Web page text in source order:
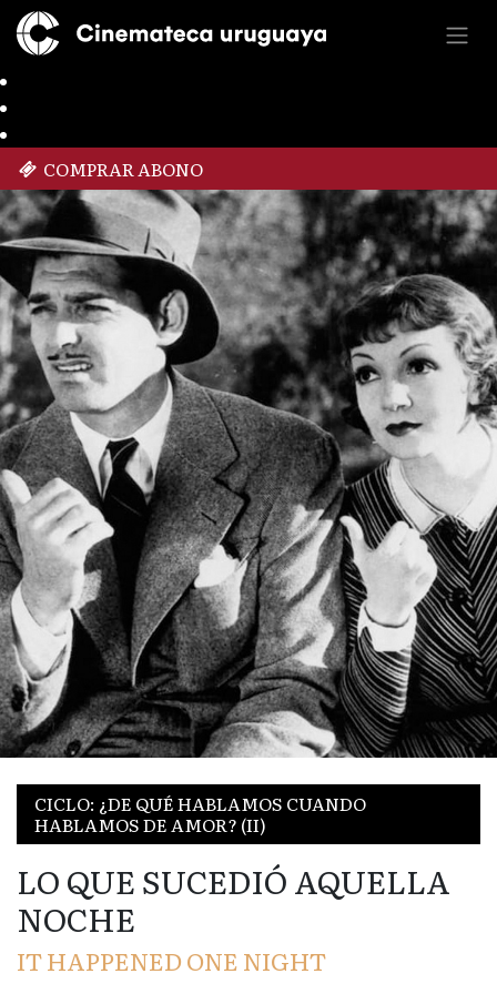
COMPRAR ABONO
CICLO: ¿DE QUÉ HABLAMOS CUANDO
HABLAMOS DE AMOR? (II)
LO QUE SUCEDIÓ AQUELLA
NOCHE
IT HAPPENED ONE NIGHT